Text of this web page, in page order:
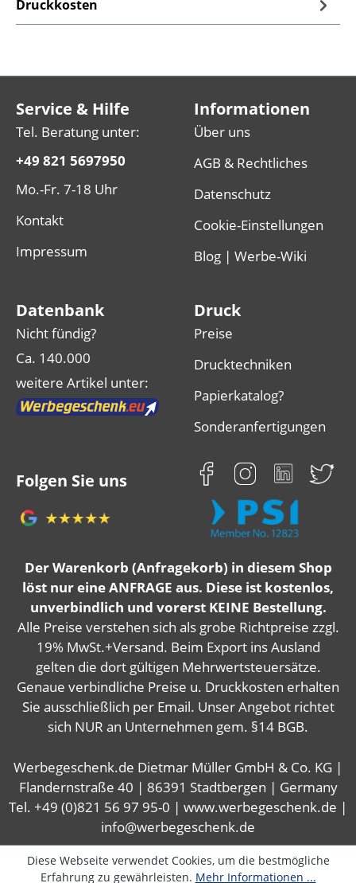
Druckkosten
Service & Hilfe
Tel. Beratung unter:
+49 821 5697950
Mo.-Fr. 7-18 Uhr
Kontakt
Impressum
Informationen
Über uns
AGB & Rechtliches
Datenschutz
Cookie-Einstellungen
Blog | Werbe-Wiki
Datenbank
Nicht fündig?
Ca. 140.000
weitere Artikel unter:
Druck
Preise
Drucktechniken
Papierkatalog?
Sonderanfertigungen
Folgen Sie uns
Der Warenkorb (Anfragekorb) in diesem Shop
löst nur eine ANFRAGE aus. Diese ist kostenlos,
unverbindlich und vorerst KEINE Bestellung.
Alle Preise verstehen sich als grobe Richtpreise zzgl.
19% MwSt.+Versand. Beim Export ins Ausland
gelten die dort gültigen Mehrwertsteuersätze.
Genaue verbindliche Preise u. Druckkosten erhalten
Sie ausschließlich per Email. Unser Angebot richtet
sich NUR an Unternehmen gem. §14 BGB.
Werbegeschenk.de Dietmar Müller GmbH & Co. KG |
Flandernstraße 40 | 86391 Stadtbergen | Germany
Tel. +49 (0)821 56 97 95-0 | www.werbegeschenk.de |
info@werbegeschenk.de
Diese Webseite verwendet Cookies, um die bestmögliche
Erfahrung zu gewährleisten. Mehr Informationen ...